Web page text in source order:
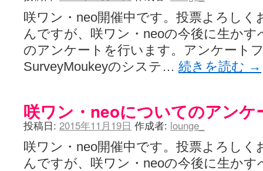
咲ワン・neo開催中です。投票よろしく
んですが、咲ワン・neoの今後に生か
のアンケートを行います。アンケート
SurveyMoukeyのシステ… 続きを読む →
咲ワン・neoについてのアンケ
投稿日: 2015年11月19日 作成者: lounge_
咲ワン・neo開催中です。投票よろしく
んですが、咲ワン・neoの今後に生か